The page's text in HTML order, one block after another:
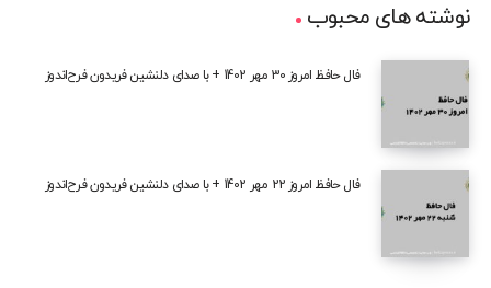
نوشته های محبوب
فال حافظ امروز 30 مهر 1402 + با صدای دلنشین فریدون فرح‌اندوز
فال حافظ امروز 22 مهر 1402 + با صدای دلنشین فریدون فرح‌اندوز